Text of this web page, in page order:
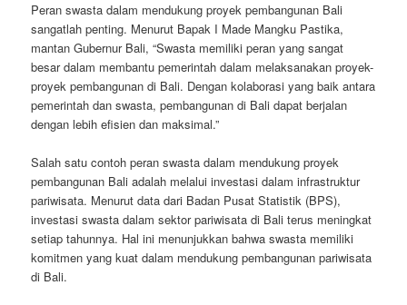
Peran swasta dalam mendukung proyek pembangunan Bali
sangatlah penting. Menurut Bapak I Made Mangku Pastika,
mantan Gubernur Bali, “Swasta memiliki peran yang sangat
besar dalam membantu pemerintah dalam melaksanakan proyek-
proyek pembangunan di Bali. Dengan kolaborasi yang baik antara
pemerintah dan swasta, pembangunan di Bali dapat berjalan
dengan lebih efisien dan maksimal.”
Salah satu contoh peran swasta dalam mendukung proyek
pembangunan Bali adalah melalui investasi dalam infrastruktur
pariwisata. Menurut data dari Badan Pusat Statistik (BPS),
investasi swasta dalam sektor pariwisata di Bali terus meningkat
setiap tahunnya. Hal ini menunjukkan bahwa swasta memiliki
komitmen yang kuat dalam mendukung pembangunan pariwisata
di Bali.